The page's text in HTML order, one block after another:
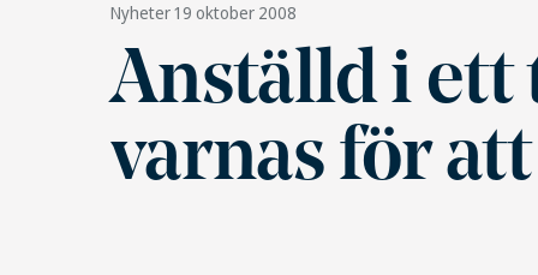
Nyheter19 oktober 2008
Anställd i ett
varnas för